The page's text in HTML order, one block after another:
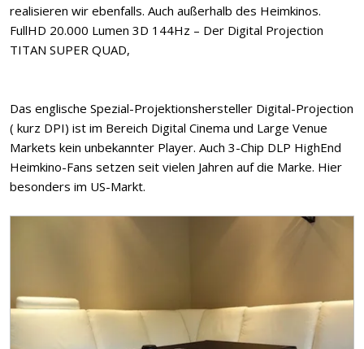
realisieren wir ebenfalls. Auch außerhalb des Heimkinos.
FullHD 20.000 Lumen 3D 144Hz – Der Digital Projection
TITAN SUPER QUAD,
Das englische Spezial-Projektionshersteller Digital-Projection
( kurz DPI) ist im Bereich Digital Cinema und Large Venue
Markets kein unbekannter Player. Auch 3-Chip DLP HighEnd
Heimkino-Fans setzen seit vielen Jahren auf die Marke. Hier
besonders im US-Markt.